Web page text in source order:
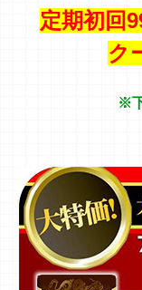
定期初回
ク
※